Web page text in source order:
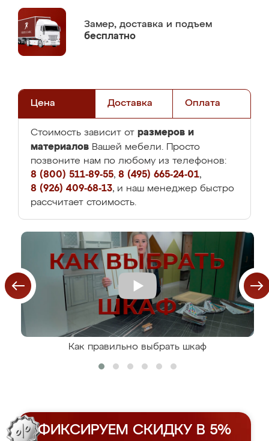
Замер, доставка и подъем
бесплатно
Цена Доставка Оплата
Стоимость зависит от размеров и
материалов Вашей мебели. Просто
позвоните нам по любому из телефонов:
8 (800) 511-89-55, 8 (495) 665-24-01,
8 (926) 409-68-13, и наш менеджер быстро
рассчитает стоимость.
Как правильно выбрать шкаф
ФИКСИРУЕМ СКИДКУ В 5%